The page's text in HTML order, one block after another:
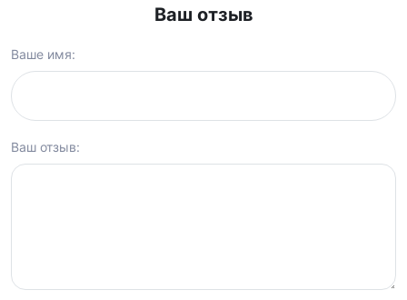
Ваш отзыв
Ваше имя:
Ваш отзыв: